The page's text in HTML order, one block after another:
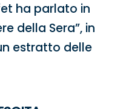
ha parlato in
della Sera”, in
estratto delle